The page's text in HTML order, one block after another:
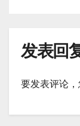
发表回
要发表评论